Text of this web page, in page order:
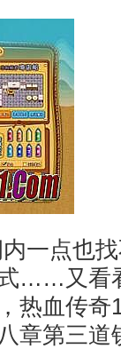
一点也
……又看
热血传奇
章第三道